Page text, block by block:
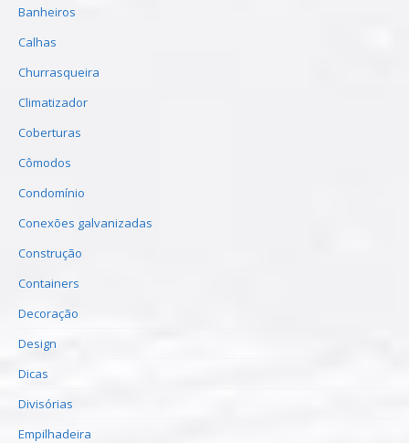
Banheiros
Calhas
Churrasqueira
Climatizador
Coberturas
Cômodos
Condomínio
Conexões galvanizadas
Construção
Containers
Decoração
Design
Dicas
Divisórias
Empilhadeira